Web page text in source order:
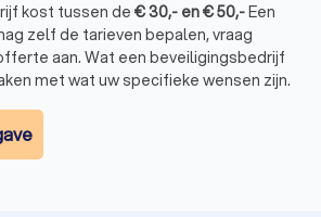
kost tussen de €30,- en€50,-Een
zelf de tarieven bepalen, vraag
aan. Wat een beveiligingsbedrijf
met wat uw specifieke wensen zijn.